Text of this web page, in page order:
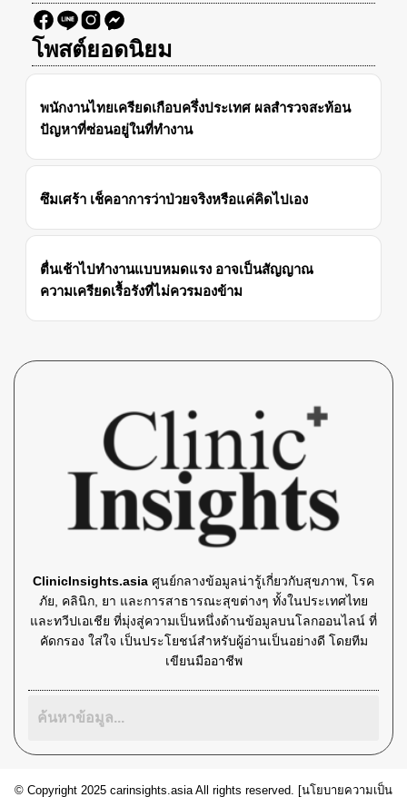
โพสต์ยอดนิยม
พนักงานไทยเครียดเกือบครึ่งประเทศ ผลสำรวจสะท้อน
ปัญหาที่ซ่อนอยู่ในที่ทำงาน
ซึมเศร้า เช็คอาการว่าป่วยจริงหรือแค่คิดไปเอง
ตื่นเช้าไปทำงานแบบหมดแรง อาจเป็นสัญญาณ
ความเครียดเรื้อรังที่ไม่ควรมองข้าม
ClinicInsights.asia ศูนย์กลางข้อมูลน่ารู้เกี่ยวกับสุขภาพ, โรค
ภัย, คลินิก, ยา และการสาธารณะสุขต่างๆ ทั้งในประเทศไทย
และทวีปเอเชีย ที่มุ่งสู่ความเป็นหนึ่งด้านข้อมูลบนโลกออนไลน์ ที่
คัดกรอง ใส่ใจ เป็นประโยชน์สำหรับผู้อ่านเป็นอย่างดี โดยทีม
เขียนมืออาชีพ
© Copyright 2025 carinsights.asia All rights reserved. [นโยบายความเป็น